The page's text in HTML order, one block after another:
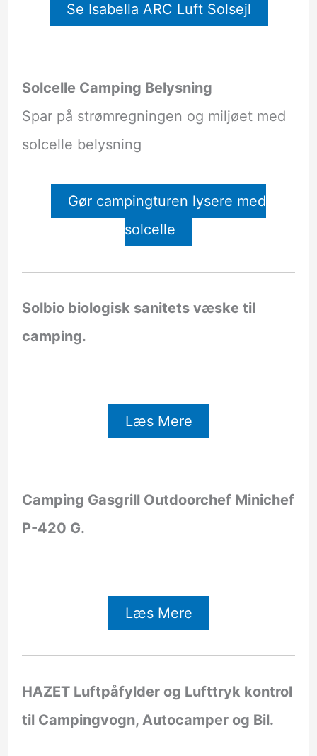
Se Isabella ARC Luft Solsejl
Solcelle Camping Belysning
Spar på strømregningen og miljøet med
solcelle belysning
Gør campingturen lysere med
solcelle
Solbio biologisk sanitets væske til
camping.
Læs Mere
Camping Gasgrill Outdoorchef Minichef
P-420 G.
Læs Mere
HAZET Luftpåfylder og Lufttryk kontrol
til Campingvogn, Autocamper og Bil.